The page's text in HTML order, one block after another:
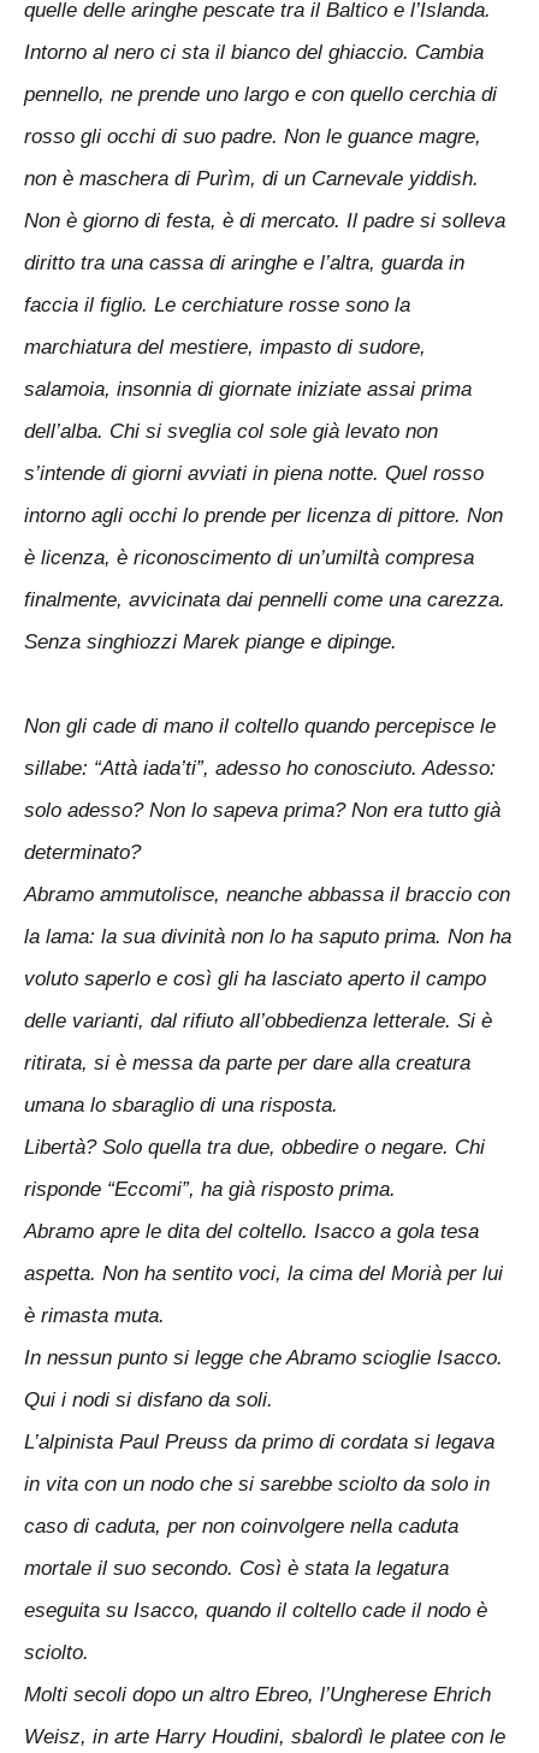
quelle delle aringhe pescate tra il Baltico e l’Islanda.
Intorno al nero ci sta il bianco del ghiaccio. Cambia
pennello, ne prende uno largo e con quello cerchia di
rosso gli occhi di suo padre. Non le guance magre,
non è maschera di Purìm, di un Carnevale yiddish.
Non è giorno di festa, è di mercato. Il padre si solleva
diritto tra una cassa di aringhe e l’altra, guarda in
faccia il figlio. Le cerchiature rosse sono la
marchiatura del mestiere, impasto di sudore,
salamoia, insonnia di giornate iniziate assai prima
dell’alba. Chi si sveglia col sole già levato non
s’intende di giorni avviati in piena notte. Quel rosso
intorno agli occhi lo prende per licenza di pittore. Non
è licenza, è riconoscimento di un’umiltà compresa
finalmente, avvicinata dai pennelli come una carezza.
Senza singhiozzi Marek piange e dipinge.
Non gli cade di mano il coltello quando percepisce le
sillabe: “Attà iada’ti”, adesso ho conosciuto. Adesso:
solo adesso? Non lo sapeva prima? Non era tutto già
determinato?
Abramo ammutolisce, neanche abbassa il braccio con
la lama: la sua divinità non lo ha saputo prima. Non ha
voluto saperlo e così gli ha lasciato aperto il campo
delle varianti, dal rifiuto all’obbedienza letterale. Si è
ritirata, si è messa da parte per dare alla creatura
umana lo sbaraglio di una risposta.
Libertà? Solo quella tra due, obbedire o negare. Chi
risponde “Eccomi”, ha già risposto prima.
Abramo apre le dita del coltello. Isacco a gola tesa
aspetta. Non ha sentito voci, la cima del Morià per lui
è rimasta muta.
In nessun punto si legge che Abramo scioglie Isacco.
Qui i nodi si disfano da soli.
L’alpinista Paul Preuss da primo di cordata si legava
in vita con un nodo che si sarebbe sciolto da solo in
caso di caduta, per non coinvolgere nella caduta
mortale il suo secondo. Così è stata la legatura
eseguita su Isacco, quando il coltello cade il nodo è
sciolto.
Molti secoli dopo un altro Ebreo, l’Ungherese Ehrich
Weisz, in arte Harry Houdini, sbalordì le platee con le